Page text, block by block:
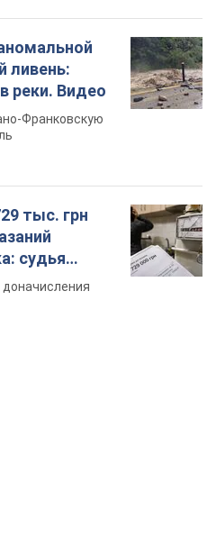
ливень:
реки. Видео
Франковскую
тыс. грн
судья